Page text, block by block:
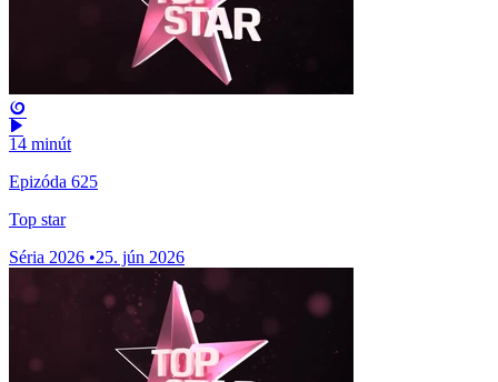
14 minút
Epizóda 625
Top star
Séria 2026 •25. jún 2026